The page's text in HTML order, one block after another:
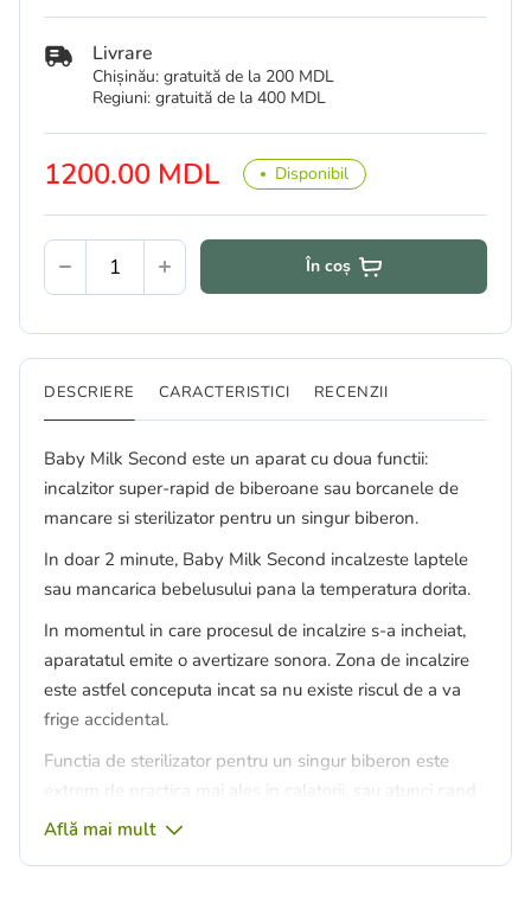
1200.00 MDL Disponibil
Livrare
Chișinău: gratuită de la 200 MDL
Regiuni: gratuită de la 400 MDL
În coș
DESCRIERE CARACTERISTICI RECENZII
Baby Milk Second este un aparat cu doua functii:
incalzitor super-rapid de biberoane sau borcanele de
mancare si sterilizator pentru un singur biberon.
In doar 2 minute, Baby Milk Second incalzeste laptele
sau mancarica bebelusului pana la temperatura dorita.
In momentul in care procesul de incalzire s-a incheiat,
aparatatul emite o avertizare sonora. Zona de incalzire
este astfel conceputa incat sa nu existe riscul de a va
frige accidental.
Functia de sterilizator pentru un singur biberon este
extrem de practica mai ales in calatorii, sau atunci cand
mergeti in vizita deoarece aparatul este compact si
Află mai mult